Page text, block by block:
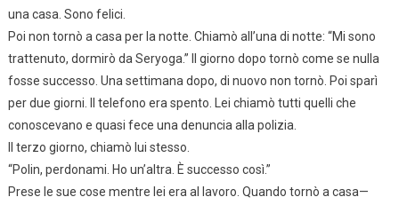
una casa. Sono felici.
Poi non tornò a casa per la notte. Chiamò all’una di notte: “Mi sono
trattenuto, dormirò da Seryoga.” Il giorno dopo tornò come se nulla
fosse successo. Una settimana dopo, di nuovo non tornò. Poi sparì
per due giorni. Il telefono era spento. Lei chiamò tutti quelli che
conoscevano e quasi fece una denuncia alla polizia.
Il terzo giorno, chiamò lui stesso.
“Polin, perdonami. Ho un’altra. È successo così.”
Prese le sue cose mentre lei era al lavoro. Quando tornò a casa—